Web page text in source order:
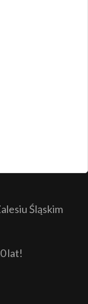
Śląskim
lat!